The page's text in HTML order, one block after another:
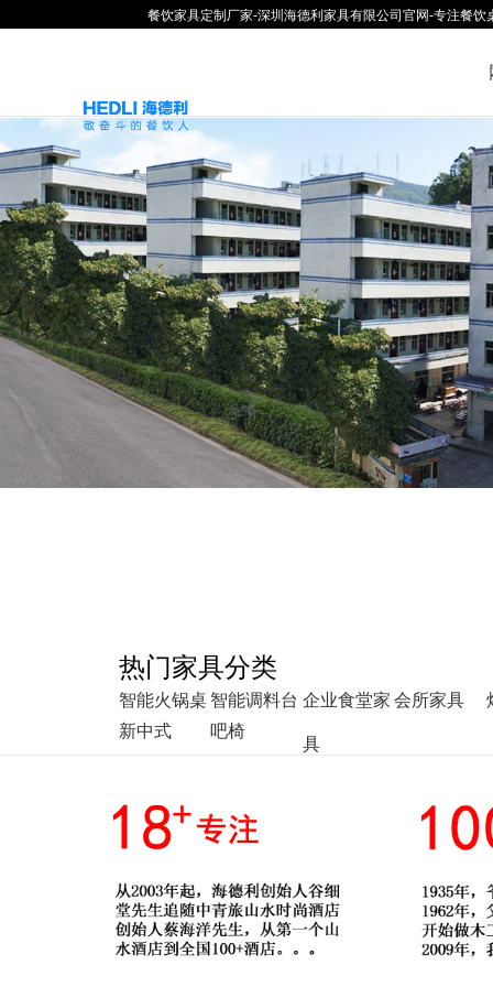
餐饮家具定制厂家-深圳海德利家具有限公司官网-专注餐饮
热门家具分类
智能火锅桌 智能调料台 企业食堂家
具
会所家具
新中式
吧椅